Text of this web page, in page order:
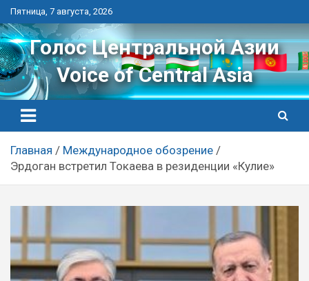
Перейти
к
контенту
Пятница, 7 августа, 2026
Голос Центральной Азии
Voice of Central Asia
Главная
Международное обозрение
Эрдоган встретил Токаева в резиденции «Кулие»